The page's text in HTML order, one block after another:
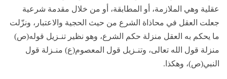
عقلية وهي الملازمة، أو المطابقة، أو من خلال مقدمة شرعية
جعلت العقل في محاذاة الشرع من حيث الحجية والاعتبار، ونزّلت
ما يحكم به العقل منزلة حكم الشرع، وهو نظير تنـزيل قوله(ص)
منزلة قول الله تعالى، وتنـزيل قول المعصوم(ع) منـزلة قول
النبي(ص)، وهكذا.